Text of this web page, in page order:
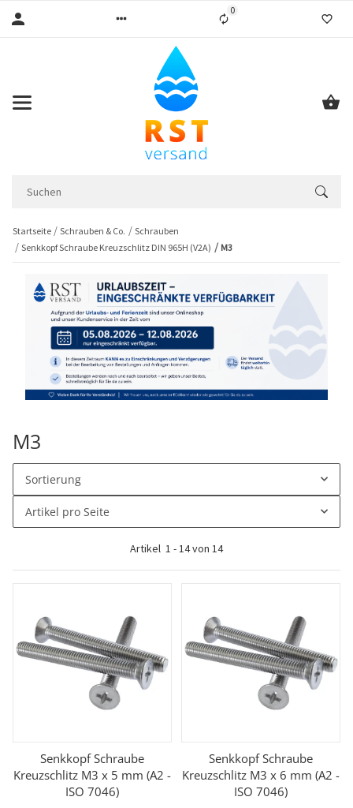
0Liste ist leer
Startseite Schrauben & Co.
Schrauben
Senkkopf Schraube Kreuzschlitz DIN 965H (V2A)
M3
M3
Sortierung
Artikel pro Seite
Artikel 1 -14von 14
Senkkopf Schraube
Kreuzschlitz M3 x 5 mm (A2 -
ISO 7046)
Senkkopf Schraube
Kreuzschlitz M3 x 6 mm (A2 -
ISO 7046)